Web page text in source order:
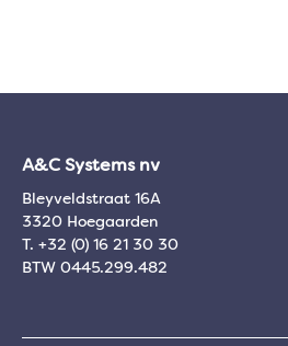
A&C Systems nv
Bleyveldstraat 16A
3320 Hoegaarden
T. +32 (0) 16 21 30 30
BTW 0445.299.482